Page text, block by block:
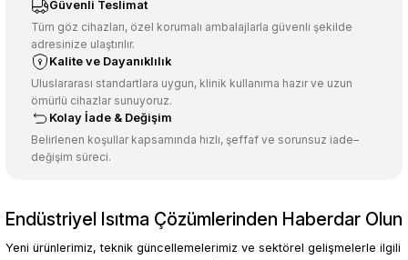
Ürün açıklamasında eksik bilgiler bulunuyor.
Ürün bilgilerinde hatalar bulunuyor.
Ürün fiyatı diğer sitelerden daha pahalı.
Bu ürüne benzer farklı alternatifler olmalı.
Gönder
Güvenli Teslimat
Tüm göz cihazları, özel korumalı ambalajlarla güvenli şekilde
adresinize ulaştırılır.
Kalite ve Dayanıklılık
Uluslararası standartlara uygun, klinik kullanıma hazır ve uzun
ömürlü cihazlar sunuyoruz.
Kolay İade & Değişim
Belirlenen koşullar kapsamında hızlı, şeffaf ve sorunsuz iade–
değişim süreci.
Endüstriyel Isıtma Çözümlerinden Haberdar Olun
Yeni ürünlerimiz, teknik güncellemelerimiz ve sektörel gelişmelerle ilgili